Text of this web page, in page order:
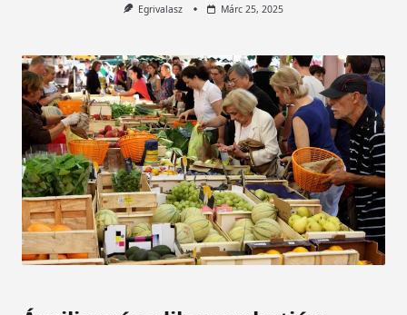
Egrivalasz Márc 25, 2025